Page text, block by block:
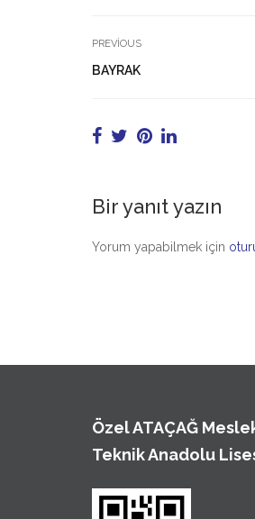
PREVIOUS
BAYRAK
Bir yanıt yazın
Yorum yapabilmek için
Özel ATAÇAĞ
Teknik Anadolu